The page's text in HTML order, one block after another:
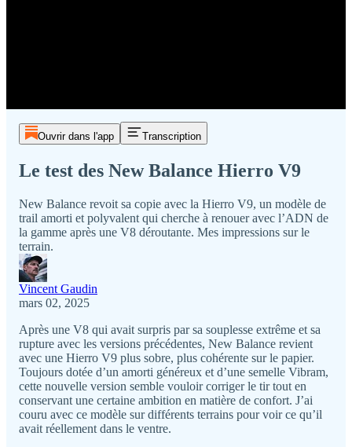
Ouvrir dans l'app Transcription
Le test des New Balance Hierro V9
New Balance revoit sa copie avec la Hierro V9, un modèle de
trail amorti et polyvalent qui cherche à renouer avec l’ADN de
la gamme après une V8 déroutante. Mes impressions sur le
terrain.
Vincent Gaudin
mars 02, 2025
Après une V8 qui avait surpris par sa souplesse extrême et sa
rupture avec les versions précédentes, New Balance revient
avec une Hierro V9 plus sobre, plus cohérente sur le papier.
Toujours dotée d’un amorti généreux et d’une semelle Vibram,
cette nouvelle version semble vouloir corriger le tir tout en
conservant une certaine ambition en matière de confort. J’ai
couru avec ce modèle sur différents terrains pour voir ce qu’il
avait réellement dans le ventre.